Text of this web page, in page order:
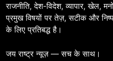
राजनीति, देश-विदेश, व्यापार, खेल,
प्रमुख विषयों पर तेज़, सटीक और
के लिए प्रतिबद्ध है।
जय राष्ट्र न्यूज़ — सच के साथ।